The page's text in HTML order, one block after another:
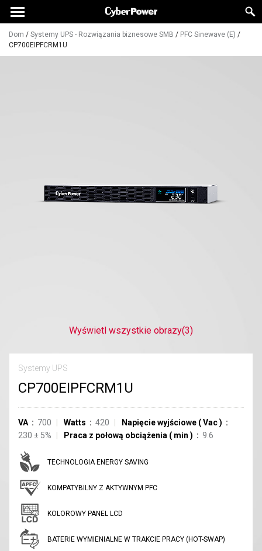
Dom / Systemy UPS - Rozwiązania biznesowe SMB / PFC Sinewave (E) /
CP700EIPFCRM1U
Wyświetl wszystkie obrazy(3)
Systemy UPS
CP700EIPFCRM1U
VA 700 Watts 420 Napięcie wyjściowe (Vac)
230 ± 5%
Praca z połową obciążenia ( min ) 9.6
TECHNOLOGIA ENERGY SAVING
KOMPATYBILNY Z AKTYWNYM PFC
KOLOROWY PANEL LCD
BATERIE WYMIENIALNE W TRAKCIE PRACY (HOT-SWAP)